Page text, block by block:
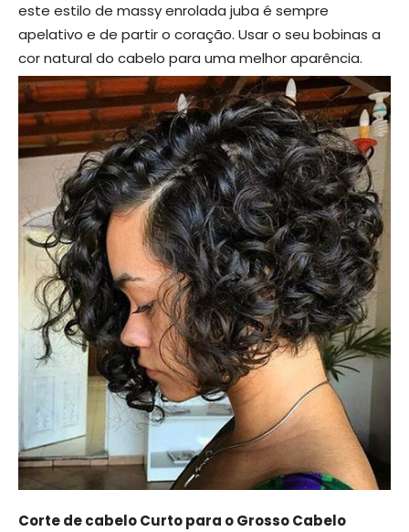
este estilo de massy enrolada juba é sempre
apelativo e de partir o coração. Usar o seu bobinas a
cor natural do cabelo para uma melhor aparência.
Corte de cabelo Curto para o Grosso Cabelo